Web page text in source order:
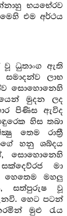
භයභේරව
එම අර්ථය
ධුතාංග ඇති
ලාභ
සොහොනෙහි
මුදන ලද
පිණිස ඇවිද
හිස තබා
තෙම රාත්‍රී
හනු ශබ්දය
සොහොනෙහි
මා
මහලු
සත්පුරුෂ වූ
හෙට පටන්
මුළු රැය